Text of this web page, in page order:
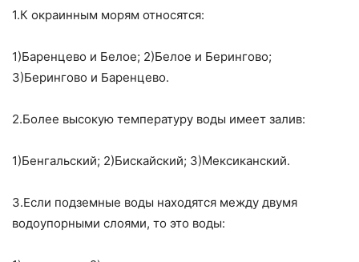
1.К окраинным морям относятся:
1)Баренцево и Белое; 2)Белое и Берингово;
3)Берингово и Баренцево.
2.Более высокую температуру воды имеет залив:
1)Бенгальский; 2)Бискайский; 3)Мексиканский.
3.Если подземные воды находятся между двумя
водоупорными слоями, то это воды: